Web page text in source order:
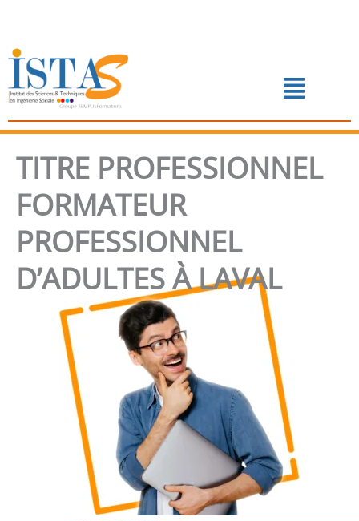
contenu
Menu
📅 PRENDRE RENDEZ-VOUS
TITRE PROFESSIONNEL
FORMATEUR
PROFESSIONNEL
D’ADULTES À LAVAL